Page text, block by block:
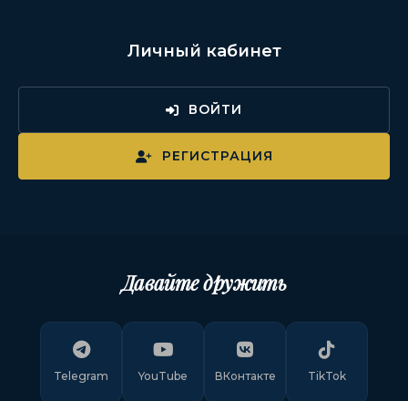
Личный кабинет
ВОЙТИ
РЕГИСТРАЦИЯ
Давайте дружить
Telegram YouTube ВКонтакте TikTok